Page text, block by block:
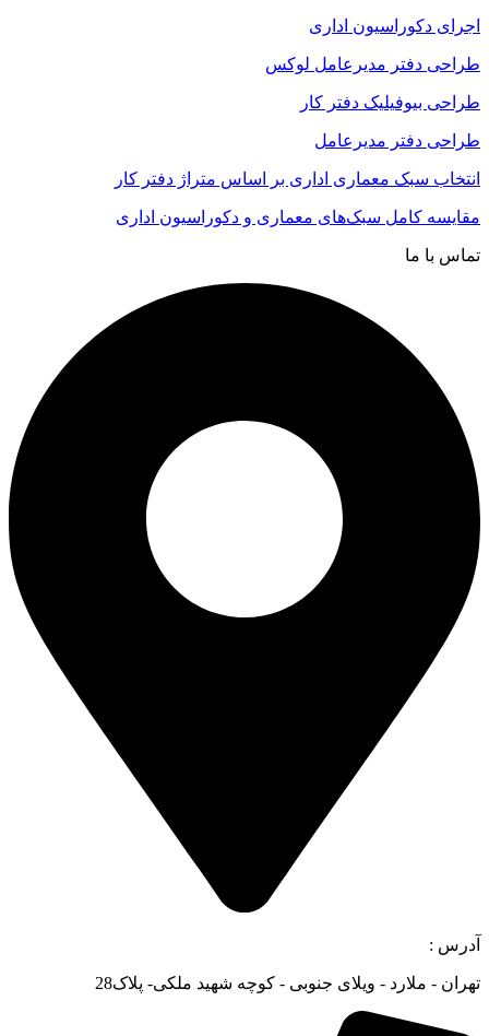
اجرای دکوراسیون اداری
طراحی دفتر مدیرعامل لوکس
طراحی بیوفیلیک دفتر کار
طراحی دفتر مدیرعامل
انتخاب سبک معماری اداری بر اساس متراژ دفتر کار
مقایسه کامل سبک‌های معماری و دکوراسیون اداری
تماس با ما
آدرس :
تهران - ملارد - ویلای جنوبی - کوچه شهید ملکی- پلاک28